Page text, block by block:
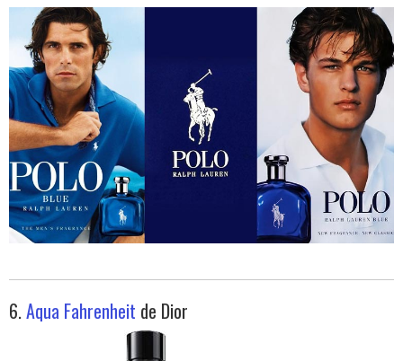
6.Aqua Fahrenheit de Dior